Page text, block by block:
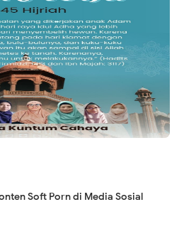
Soft Porn di Media Sosial